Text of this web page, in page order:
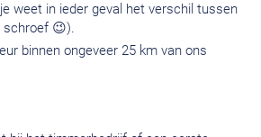
weet in ieder geval het verschil tussen
schroef 😉).
binnen ongeveer 25 km van ons